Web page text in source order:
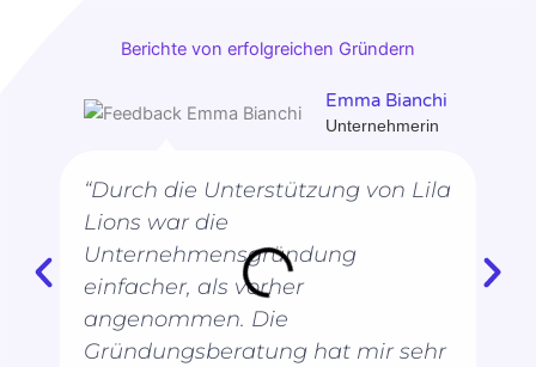
Berichte von erfolgreichen Gründern
“Durch die Unterstützung von Lila
Lions war die
Unternehmensgründung
einfacher, als vorher
angenommen. Die
Gründungsberatung hat mir sehr
Emma Bianchi
Unternehmerin